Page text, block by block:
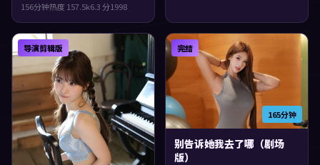
险，人物在道德与生存之间反复
拉扯，整体完成度较高，适合喜
欢细腻叙事与人物刻画的观众。
156分钟热度 157.5k6.3 分1998
导演剪辑版
165分钟
完结
别告诉她我去了哪（剧场
版）